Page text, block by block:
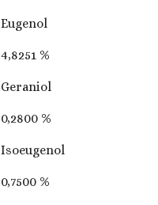
Eugenol
4,8251 %
Geraniol
0,2800 %
Isoeugenol
0,7500 %